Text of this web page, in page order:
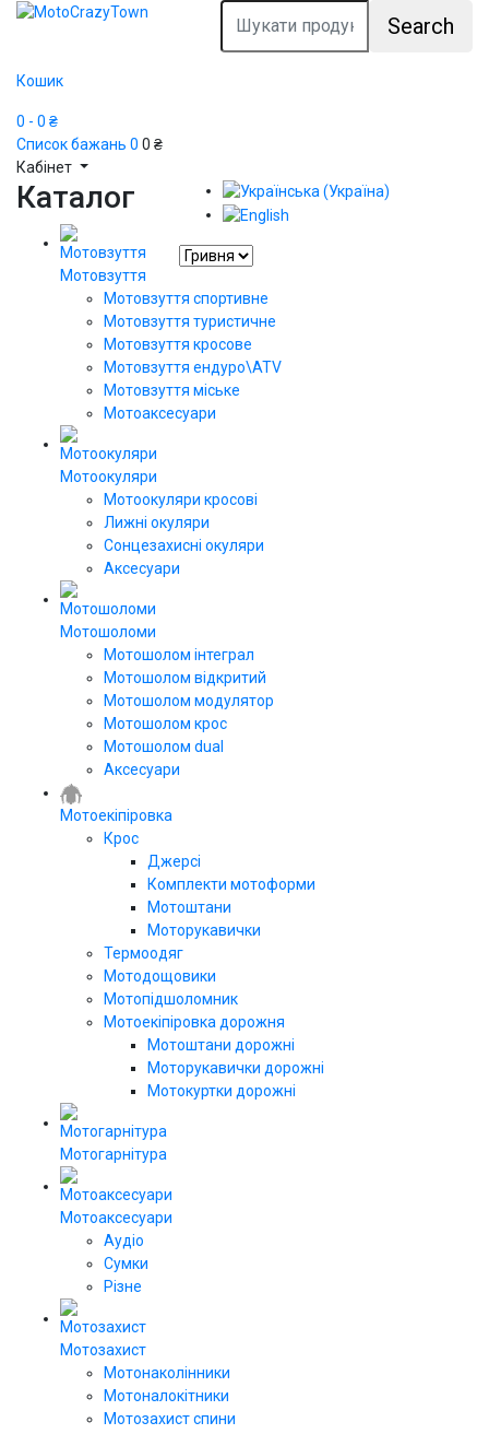
Search
Кошик
0 - 0 ₴
Список бажань 0 0 ₴
Кабінет
Каталог
Мотовзуття
Мотовзуття спортивне
Мотовзуття туристичне
Мотовзуття кросове
Мотовзуття ендуро\АТV
Мотовзуття міське
Мотоаксесуари
Мотоокуляри
Мотоокуляри кросові
Лижні окуляри
Сонцезахисні окуляри
Аксесуари
Мотошоломи
Мотошолом інтеграл
Мотошолом відкритий
Мотошолом модулятор
Мотошолом крос
Мотошолом dual
Аксесуари
Мотоекіпіровка
Крос
Джерсі
Комплекти мотоформи
Мотоштани
Моторукавички
Термоодяг
Мотодощовики
Мотопідшоломник
Мотоекіпіровка дорожня
Мотоштани дорожні
Моторукавички дорожні
Мотокуртки дорожні
Мотогарнітура
Мотоаксесуари
Аудіо
Сумки
Різне
Мотозахист
Мотонаколінники
Мотоналокітники
Мотозахист спини